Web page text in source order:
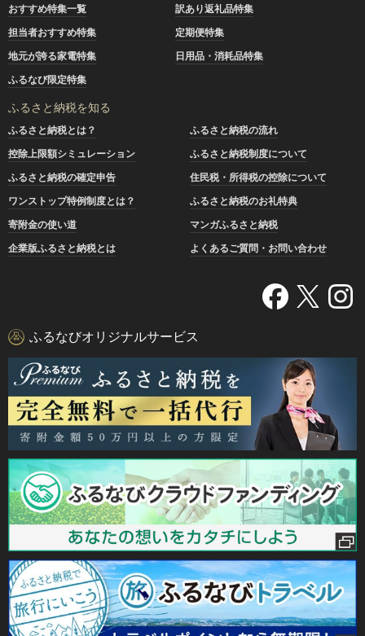
おすすめ特集一覧
訳あり返礼品特集
担当者おすすめ特集
定期便特集
地元が誇る家電特集
日用品・消耗品特集
ふるなび限定特集
ふるさと納税を知る
ふるさと納税とは？
ふるさと納税の流れ
控除上限額シミュレーション
ふるさと納税制度について
ふるさと納税の確定申告
住民税・所得税の控除について
ワンストップ特例制度とは？
ふるさと納税のお礼特典
寄附金の使い道
マンガふるさと納税
企業版ふるさと納税とは
よくあるご質問・お問い合わせ
ふるなびオリジナルサービス